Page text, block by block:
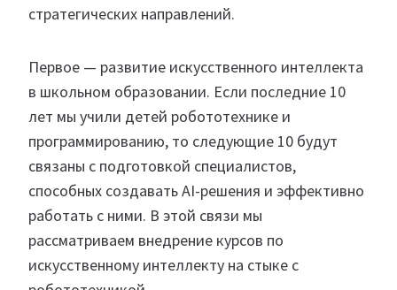
стратегических направлений.
Первое — развитие искусственного интеллекта
в школьном образовании. Если последние 10
лет мы учили детей робототехнике и
программированию, то следующие 10 будут
связаны с подготовкой специалистов,
способных создавать AI-решения и эффективно
работать с ними. В этой связи мы
рассматриваем внедрение курсов по
искусственному интеллекту на стыке с